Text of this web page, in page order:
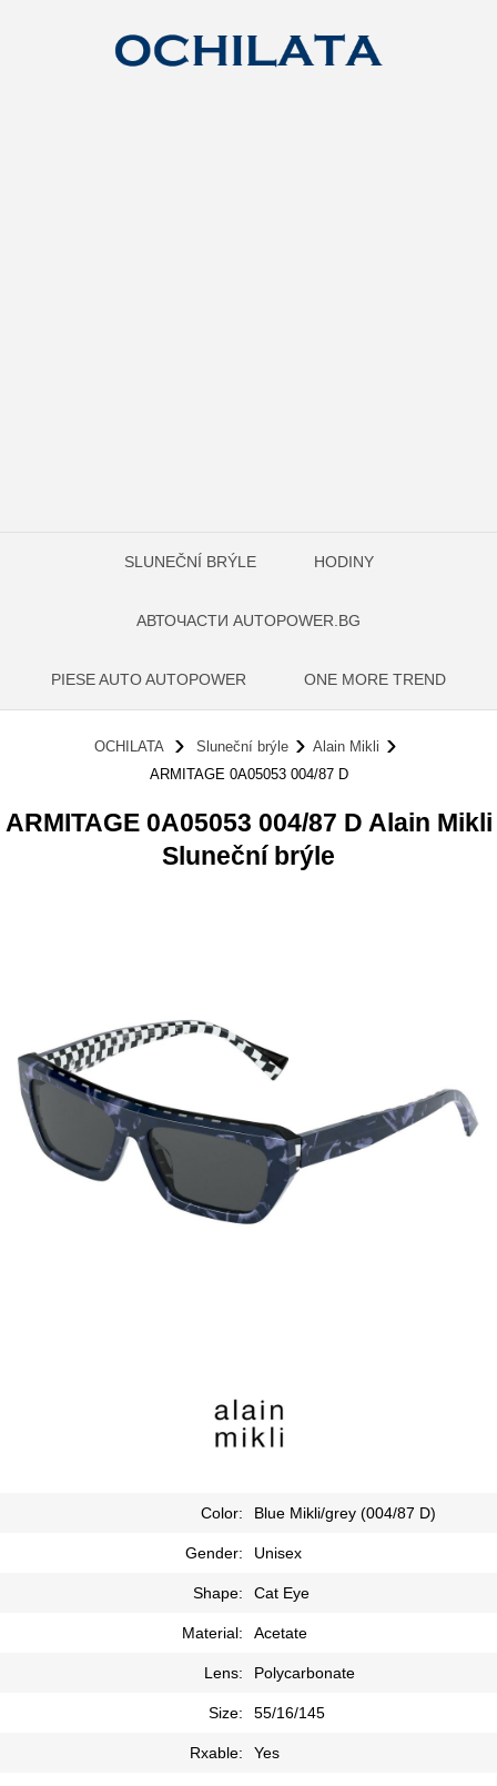
SLUNEČNÍ BRÝLE HODINY
АВТОЧАСТИ AUTOPOWER.BG
PIESE AUTO AUTOPOWER ONE MORE TREND
OCHILATA Sluneční brýle
Alain Mikli
ARMITAGE 0A05053 004/87 D
ARMITAGE 0A05053 004/87 D Alain Mikli
Sluneční brýle
Color: Blue Mikli/grey (004/87 D)
Gender: Unisex
Shape: Cat Eye
Material: Acetate
Lens: Polycarbonate
Size: 55/16/145
Rxable: Yes